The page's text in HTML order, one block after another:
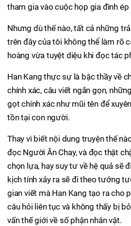
tham gia vào cuộc họp gia đình
Nhưng dù thế nào, tất cả những
trên đây của tôi không thể làm rõ
hoàng vừa tuyệt diệu khi đọc tác
Han Kang thực sự là bậc thầy về
chính xác, câu viết ngắn gọn,
gọt chính xác như mũi tên để
tồn tại con người.
Thay vì biết nội dung truyện thế
đọc Người Ăn Chay, và đọc thật
chọn lựa, hay suy tư về hệ quả sẽ
kịch tính xảy ra sẽ đi theo tưởng
gian viết mà Han Kang tạo ra cho
câu hỏi liên tục và không thấy bị
vấn thế giới về số phận nhân vật.